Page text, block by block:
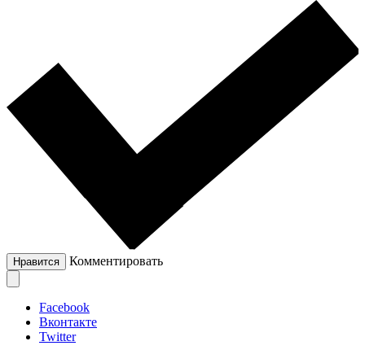
Нравится Комментировать
Facebook
Вконтакте
Twitter